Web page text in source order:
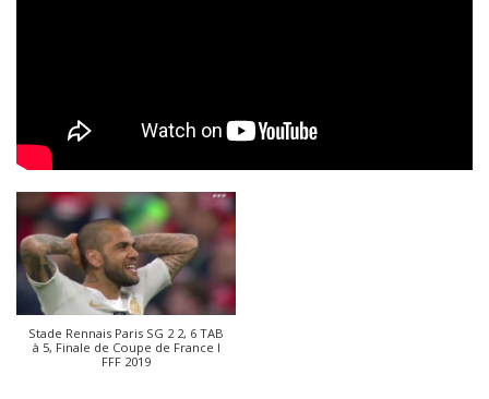
Stade Rennais Paris SG 2 2, 6 TAB
à 5, Finale de Coupe de France I
FFF 2019